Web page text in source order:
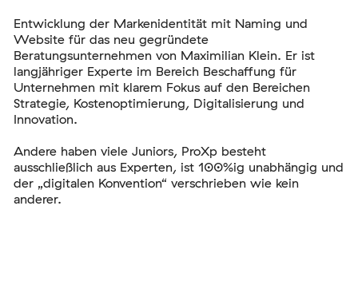
Entwicklung der Markenidentität mit Naming und
Website für das neu gegründete
Beratungsunternehmen von Maximilian Klein. Er ist
langjähriger Experte im Bereich Beschaffung für
Unternehmen mit klarem Fokus auf den Bereichen
Strategie, Kostenoptimierung, Digitalisierung und
Innovation.
Andere haben viele Juniors, ProXp besteht
ausschließlich aus Experten, ist 100%ig unabhängig und
der „digitalen Konvention“ verschrieben wie kein
anderer.